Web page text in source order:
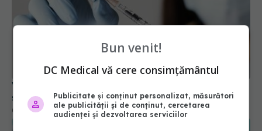
Vaccinul anti-COVID a scăzut incidența AVC-urilor
și a infarctului
03 aug 2024, 16:27
Bun venit!
DC Medical vă cere consimțământul
Publicitate și conținut personalizat, măsurători
ale publicității și de conținut, cercetarea
audienței și dezvoltarea serviciilor